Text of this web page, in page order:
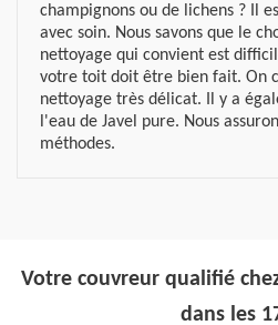
champignons ou de lichens ? Il
avec soin. Nous savons que le
nettoyage qui convient est
votre toit doit être bien fait. On
nettoyage très délicat. Il y a
l'eau de Javel pure. Nous
méthodes.
Votre couvreur qualifié
dans les